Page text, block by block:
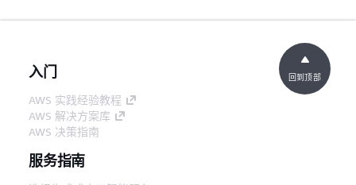
入门
AWS 实践经验教程
AWS 解决方案库
AWS 决策指南
服务指南
回到顶部